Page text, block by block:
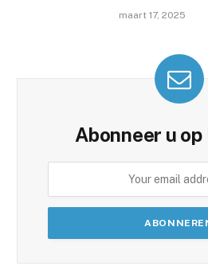
maart 17, 2025
Abonneer u